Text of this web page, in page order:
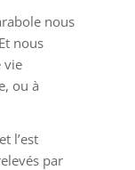
nous
nous
vie
ou à
l’est
par